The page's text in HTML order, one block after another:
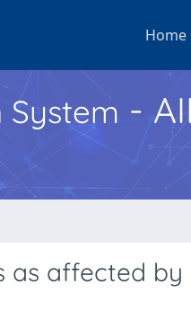
Home
-
as affected by